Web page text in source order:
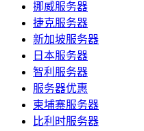
挪威服务器
捷克服务器
新加坡服务器
日本服务器
智利服务器
服务器优惠
柬埔寨服务器
比利时服务器